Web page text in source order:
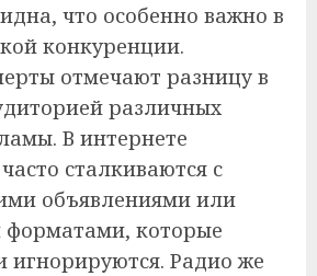
что особенно важно в
конкуренции.
отмечают разницу в
различных
В интернете
сталкиваются с
объявлениями или
форматами, которые
игнорируются. Радио же